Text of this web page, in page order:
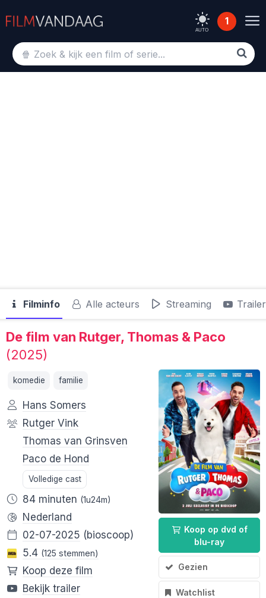
AUTO
1
Filminfo Alle acteurs Streaming Trailer
De film van Rutger, Thomas & Paco
(2025)
Koop op dvd of
blu-ray
Gezien
Watchlist
komedie familie
Hans Somers
Rutger Vink
Thomas van Grinsven
Paco de Hond
Volledige cast
84 minuten (1u24m)
Nederland
02-07-2025 (bioscoop)
5.4 (125 stemmen)
Koop deze film
Bekijk trailer